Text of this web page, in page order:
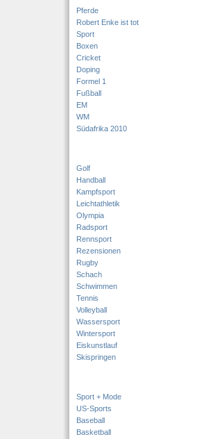
Pferde
Robert Enke ist tot
Sport
Boxen
Cricket
Doping
Formel 1
Fußball
EM
WM
Südafrika 2010
Golf
Handball
Kampfsport
Leichtathletik
Olympia
Radsport
Rennsport
Rezensionen
Rugby
Schach
Schwimmen
Tennis
Volleyball
Wassersport
Wintersport
Eiskunstlauf
Skispringen
Sport + Mode
US-Sports
Baseball
Basketball